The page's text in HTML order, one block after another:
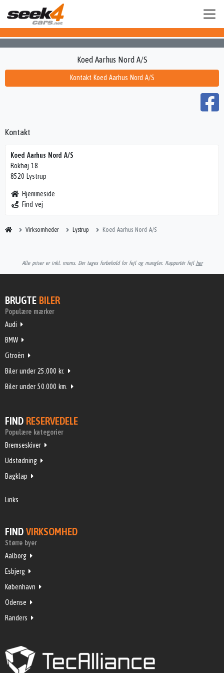
Kontakt Koed Aarhus Nord A/S
Kontakt
Koed Aarhus Nord A/S
Rokhøj 18
8520 Lystrup
Hjemmeside
Find vej
Virksomheder Lystrup Koed Aarhus Nord A/S
Koed Aarhus Nord A/S
Alle priser er inkl. moms. Der tages forbehold for fejl og mangler. Rapportér fejl her
BRUGTE BILER
Populære mærker
Audi
BMW
Citroën
Biler under 25.000 kr.
Biler under 50.000 km.
FIND RESERVEDELE
Populære kategorier
Bremseskiver
Udstødning
Bagklap
Links
FIND VIRKSOMHED
Større byer
Aalborg
Esbjerg
København
Odense
Randers